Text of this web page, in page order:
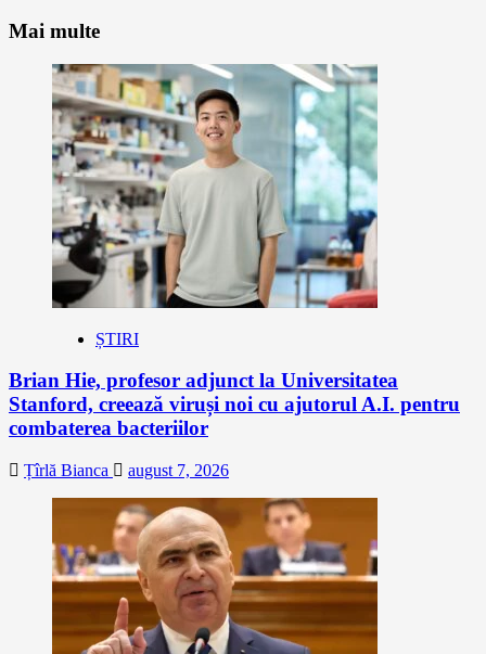
Mai multe
ȘTIRI
Brian Hie, profesor adjunct la Universitatea
Stanford, creează viruși noi cu ajutorul A.I. pentru
combaterea bacteriilor
Țîrlă Bianca august 7, 2026